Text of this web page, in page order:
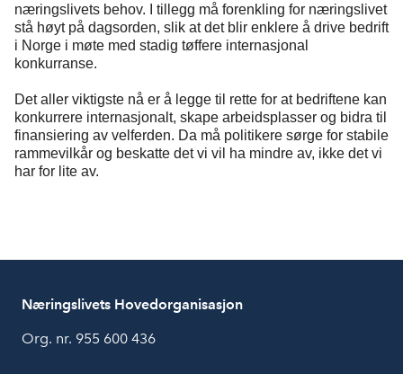
næringslivets behov. I tillegg må forenkling for næringslivet
stå høyt på dagsorden, slik at det blir enklere å drive bedrift
i Norge i møte med stadig tøffere internasjonal
konkurranse.
Det aller viktigste nå er å legge til rette for at bedriftene kan
konkurrere internasjonalt, skape arbeidsplasser og bidra til
finansiering av velferden. Da må politikere sørge for stabile
rammevilkår og beskatte det vi vil ha mindre av, ikke det vi
har for lite av.
Næringslivets Hovedorganisasjon
Org. nr. 955 600 436